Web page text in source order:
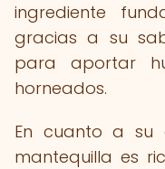
ingrediente
gracias a su
para aportar
horneados.
En cuanto a su
mantequilla es